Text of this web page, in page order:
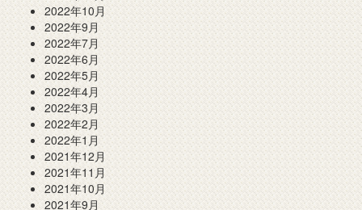
2022年10月
2022年9月
2022年7月
2022年6月
2022年5月
2022年4月
2022年3月
2022年2月
2022年1月
2021年12月
2021年11月
2021年10月
2021年9月